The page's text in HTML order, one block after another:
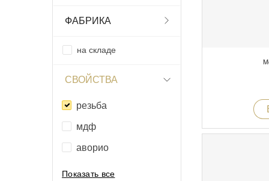
ФАБРИКА
на складе
СВОЙСТВА
резьба
мдф
аворио
Показать все